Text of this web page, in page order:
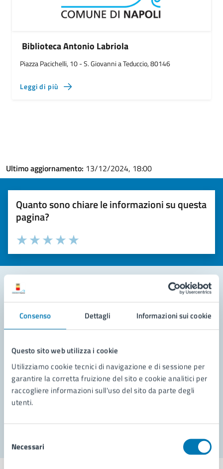
Consenso Dettagli Informazioni sui cookie
Questo sito web utilizza i cookie
Utilizziamo cookie tecnici di navigazione e di sessione per
garantire la corretta fruizione del sito e cookie analitici per
raccogliere informazioni sull'uso del sito da parte degli
utenti.
delNecessari
Biblioteca Antonio Labriola
Piazza Pacichelli, 10 - S. Giovanni a Teduccio, 80146
Leggi di più
Ultimo aggiornamento: 13/12/2024, 18:00
Quanto sono chiare le informazioni su questa
pagina?
Valuta la chiarezza delle informazioni (da 1 a 5 stelle)
Seleziona il numero di stelle per valutare la chiarezza delle
Valuta 5 stelle su 5
Valuta 4 stelle su 5
Valuta 3 stelle su 5
Valuta 2 stelle su 5
Valuta 1 stelle su 5
Leggi le domande frequenti
Richiedi assistenza
Prenota appuntamento
Problemi in città